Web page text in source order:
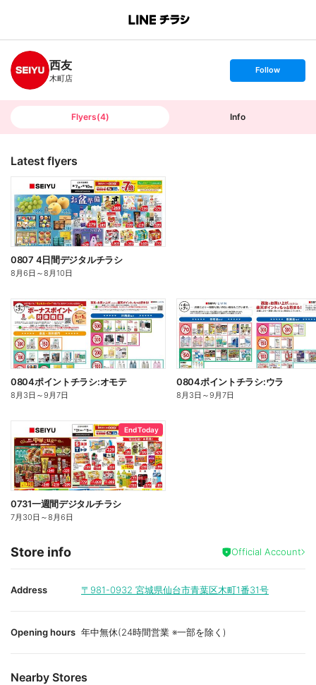
B
n
c
h
T
西友
木町店
s
t
o
Follow
Flyers(4) Info
Latest flyers
0807 4日間デジタルチラシ
8月6日 ～8月10日
0804ポイントチラシ:オモテ
8月3日 ～9月7日
0804ポイントチラシ:ウラ
8月3日 ～9月7日
End Today
0731一週間デジタルチラシ
7月30日 ～8月6日
Store info Official Account
Address 〒981-0932 宮城県仙台市青葉区木町1番31号
Opening hours 年中無休(24時間営業 ※一部を除く)
Nearby Stores